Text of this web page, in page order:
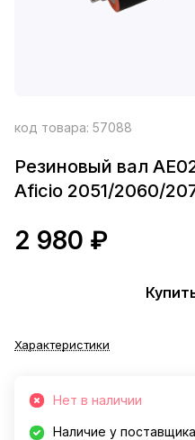
код товара: 57088
Резиновый вал
Aficio 2051/2060/
2 980 ₽
Характеристики
Нет в наличии
Наличие у